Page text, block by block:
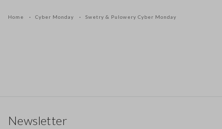
Home Cyber Monday Swetry & Pulowery Cyber Monday
Newsletter